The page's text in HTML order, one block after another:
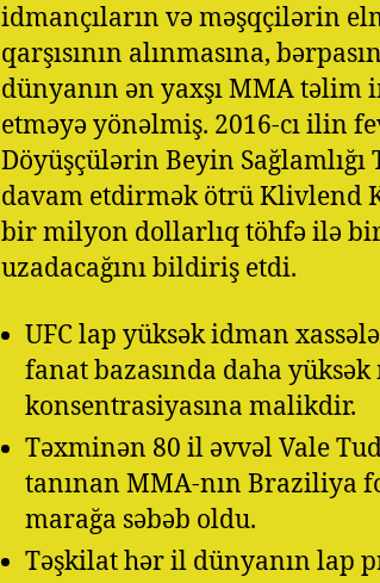
idmançıların və məşqçilərin
qarşısının alınmasına,
dünyanın ən yaxşı MMA təlim
etməyə yönəlmiş. 2016-cı ilin
Döyüşçülərin Beyin
davam etdirmək ötrü Klivlend
bir milyon dollarlıq töhfə ilə
uzadacağını bildiriş etdi.
UFC lap yüksək idman
fanat bazasında daha
konsentrasiyasına malikdir.
Təxminən 80 il əvvəl Vale
tanınan MMA-nın Braziliya
marağa səbəb oldu.
Təşkilat hər il dünyanın lap